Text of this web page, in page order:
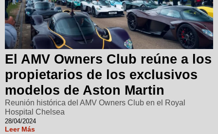
El AMV Owners Club reúne a los
propietarios de los exclusivos
modelos de Aston Martin
Reunión histórica del AMV Owners Club en el Royal
Hospital Chelsea
28/04/2024
Leer Más